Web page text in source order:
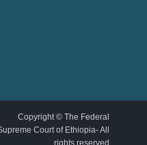
Copyright © The Federal
Court of Ethiopia- All
rights reserved